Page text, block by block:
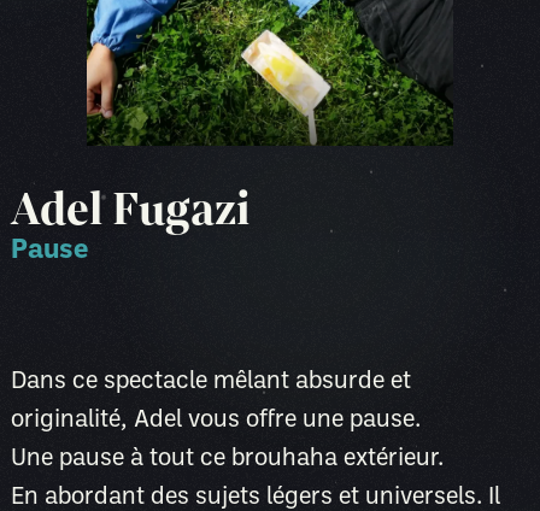
Adel Fugazi
Pause
Dans ce spectacle mêlant absurde et
originalité, Adel vous offre une pause.
Une pause à tout ce brouhaha extérieur.
En abordant des sujets légers et universels. Il